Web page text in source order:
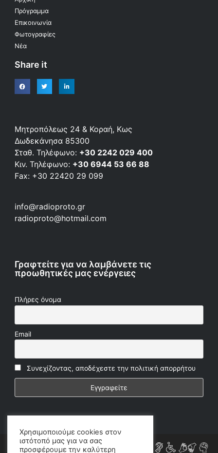
Πρόγραμμα
Επικοινωνία
Φωτογραφίες
Νέα
Share it
Μητροπόλεως 24 & Κοραή, Κως
Δωδεκάνησα 85300
Σταθ. Τηλέφωνο: +30 2242 029 400
Κιν. Τηλέφωνο: +30 6944 53 66 88
Fax: +30 22420 29 099
info@radioproto.gr
radioproto@hotmail.com
Γραφτείτε για να λαμβάνετε τις
προωθητικές μας ενέργειες
Πλήρες όνομα
Email
Συνεχίζοντας, αποδέχεστε την πολιτική απορρήτου
Χρησιμοποιούμε cookies στον
ιστότοπό μας για να σας
προσφέρουμε την καλύτερη